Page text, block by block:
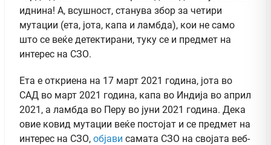
иднина! А, всушност, станува збор за четири
мутации (ета, јота, капа и ламбда), кои не само
што се веќе детектирани, туку се и предмет на
интерес на СЗО.
Ета е откриена на 17 март 2021 година, јота во
САД во март 2021 година, капа во Индија во април
2021, а ламбда во Перу во јуни 2021 година. Дека
овие ковид мутации веќе постојат и се предмет на
интерес на СЗО, објави самата СЗО на својата веб-